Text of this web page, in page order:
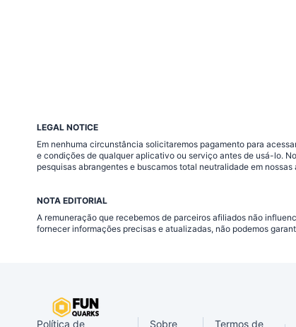
LEGAL NOTICE
Em nenhuma circunstância solicitaremos pagamento para
e condições de qualquer aplicativo ou serviço antes de usá-lo.
pesquisas abrangentes e buscamos total neutralidade em
NOTA EDITORIAL
A remuneração que recebemos de parceiros afiliados não
fornecer informações precisas e atualizadas, não podemos
Política de Sobre Termos de